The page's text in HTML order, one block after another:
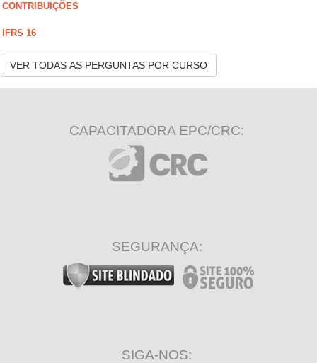
CONTRIBUIÇÕES
IFRS 16
VER TODAS AS PERGUNTAS POR CURSO
CAPACITADORA EPC/CRC:
SEGURANÇA:
SIGA-NOS: